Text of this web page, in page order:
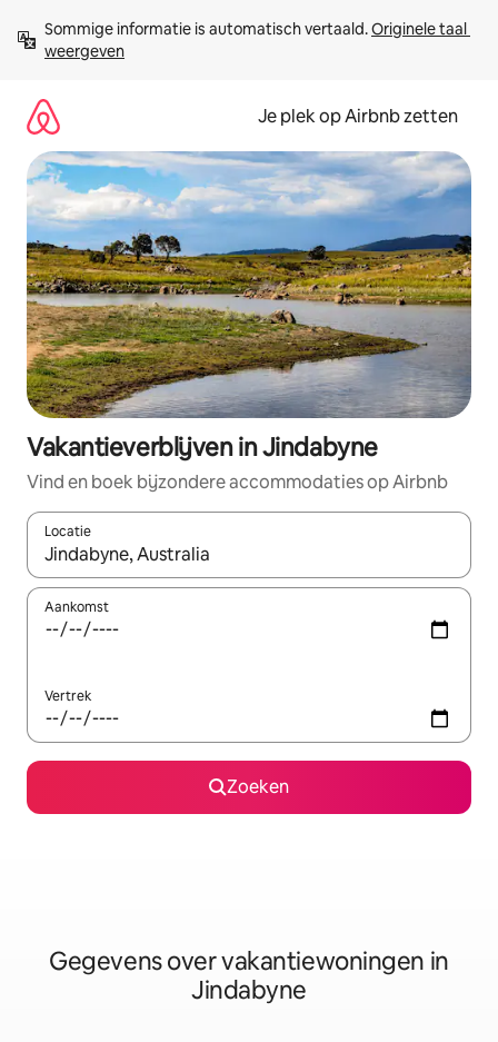
direct
naar
Sommige informatie is automatisch vertaald. Originele taal
weergeven
Je plek op Airbnb zetten
Vakantieverblijven in Jindabyne
Vind en boek bijzondere accommodaties op Airbnb
Locatie
Wanneer er resultaten beschikbaar zijn, maak je een keuze
Aankomst
Vertrek
Zoeken
Gegevens over vakantiewoningen in
Jindabyne